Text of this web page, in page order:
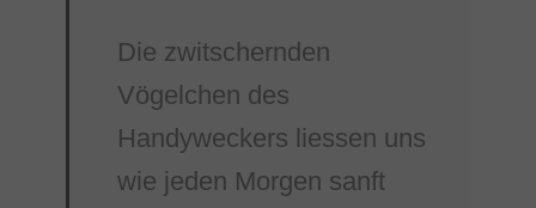
Die zwitschernden
Vögelchen des
Handyweckers liessen uns
wie jeden Morgen sanft